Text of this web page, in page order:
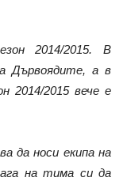
2014/2015. В
Дървоядите, а в
2014/2015 вече е
да носи екипа на
на тима си да